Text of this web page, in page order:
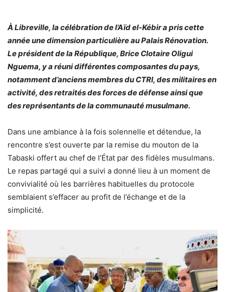
À Libreville, la célébration de l’Aïd el-Kébir a pris cette
année une dimension particulière au Palais Rénovation.
Le président de la République, Brice Clotaire Oligui
Nguema, y a réuni différentes composantes du pays,
notamment d’anciens membres du CTRI, des militaires en
activité, des retraités des forces de défense ainsi que
des représentants de la communauté musulmane.
Dans une ambiance à la fois solennelle et détendue, la
rencontre s’est ouverte par la remise du mouton de la
Tabaski offert au chef de l’État par des fidèles musulmans.
Le repas partagé qui a suivi a donné lieu à un moment de
convivialité où les barrières habituelles du protocole
semblaient s’effacer au profit de l’échange et de la
simplicité.